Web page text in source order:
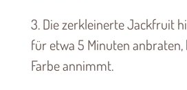
3. Die zerkleinerte Jackfruit
für etwa 5 Minuten anbraten,
Farbe annimmt.